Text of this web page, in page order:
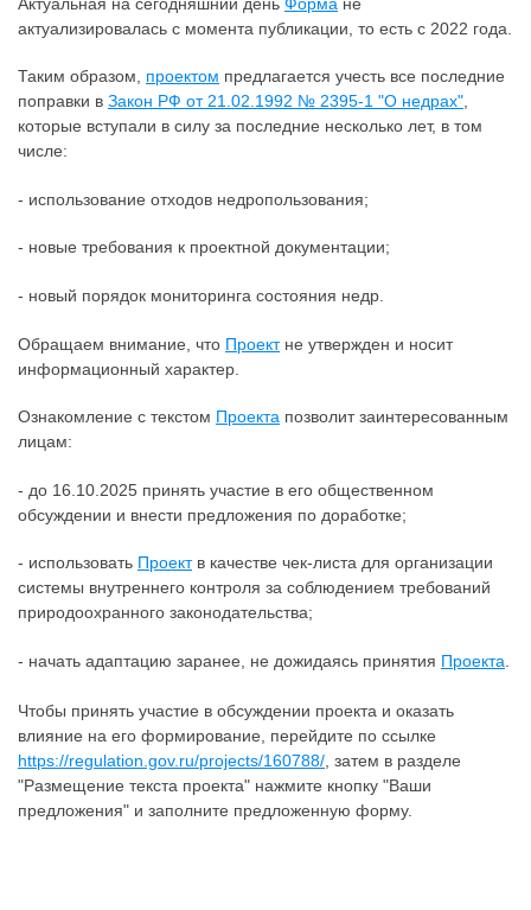
актуализировалась с момента публикации, то есть с 2022 года.
Таким образом, проектом предлагается учесть все последние
поправки в Закон РФ от 21.02.1992 № 2395-1 "О недрах"
которые вступали в силу за последние несколько лет, в том
числе:
- использование отходов недропользования;
- новые требования к проектной документации;
- новый порядок мониторинга состояния недр.
Обращаем внимание, что Проектне утвержден и носит
информационный характер.
Ознакомление с текстом Проекта позволит заинтересованным
лицам:
- до 16.10.2025 принять участие в его общественном
обсуждении и внести предложения по доработке;
- использовать Проектв качестве чек-листа для организации
системы внутреннего контроля за соблюдением требований
природоохранного законодательства;
- начать адаптацию заранее, не дожидаясь принятия Проекта
Чтобы принять участие в обсуждении проекта и оказать
влияние на его формирование, перейдите по ссылке
https://regulation.gov.ru/projects/160788/ , затем в разделе
"Размещение текста проекта" нажмите кнопку "Ваши
предложения" и заполните предложенную форму.